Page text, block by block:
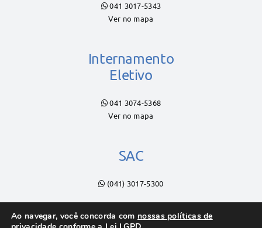
041 3017-5343
Ver no mapa
Internamento
Eletivo
041 3074-5368
Ver no mapa
SAC
(041) 3017-5300
Ao navegar, você concorda com nossas políticas de